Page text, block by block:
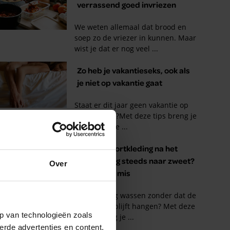
Over
van technologieën zoals
advertenties en content,